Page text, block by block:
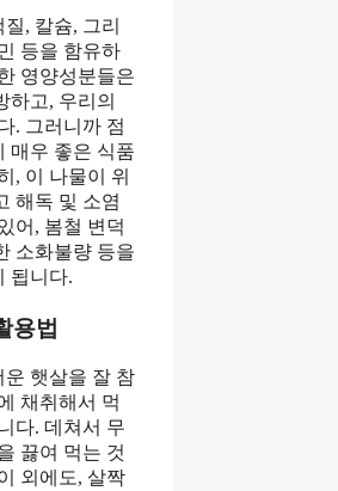
, 칼슘, 그리
등을 함유하
영양성분들은
하고, 우리의
. 그러니까 점
매우 좋은 식품
, 이 나물이 위
해독 및 소염
어, 봄철 변덕
소화불량 등을
됩니다.
용법
햇살을 잘 참
채취해서 먹
다. 데쳐서 무
끓여 먹는 것
외에도, 살짝